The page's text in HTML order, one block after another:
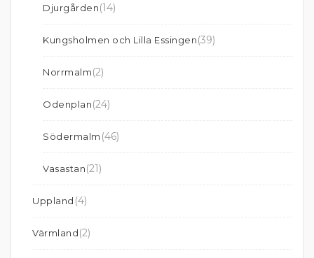
Djurgården(14)
Kungsholmen och Lilla Essingen(39)
Norrmalm(2)
Odenplan(24)
Södermalm (46)
Vasastan(21)
Uppland (4)
Värmland(2)